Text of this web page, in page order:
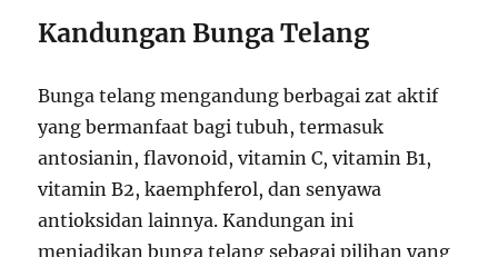
Kandungan Bunga Telang
Bunga telang mengandung berbagai zat aktif
yang bermanfaat bagi tubuh, termasuk
antosianin, flavonoid, vitamin C, vitamin B1,
vitamin B2, kaemphferol, dan senyawa
antioksidan lainnya. Kandungan ini
menjadikan bunga telang sebagai pilihan yang